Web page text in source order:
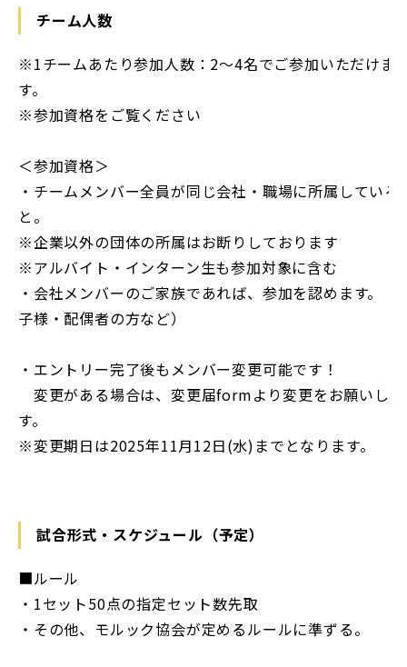
チーム人数
※1チームあたり参加人数：2～4名でご参加いただけま
す。
※参加資格をご覧ください
＜参加資格＞
・チームメンバー全員が同じ会社・職場に所属している
と。
※企業以外の団体の所属はお断りしております
※アルバイト・インターン生も参加対象に含む
・会社メンバーのご家族であれば、参加を認めます。（
子様・配偶者の方など）
・エントリー完了後もメンバー変更可能です！
変更がある場合は、変更届formより変更をお願いしま
す。
※変更期日は2025年11月12日(水)までとなります。
試合形式・スケジュール（予定）
■ルール
・1セット50点の指定セット数先取
・その他、モルック協会が定めるルールに準ずる。